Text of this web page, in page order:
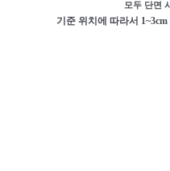
모두 단면
기준 위치에 따라서